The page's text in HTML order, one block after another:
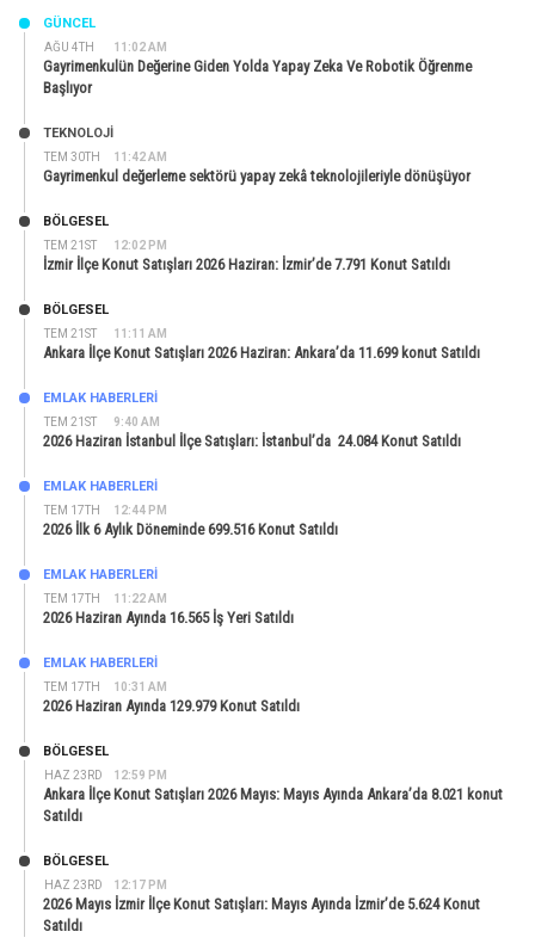
AĞU 4TH 11:02 AM
GÜNCEL
Gayrimenkulün Değerine Giden Yolda Yapay Zeka Ve Robotik Öğrenme
Başlıyor
TEM 30TH 11:42 AM
TEKNOLOJİ
Gayrimenkul değerleme sektörü yapay zekâ teknolojileriyle dönüşüyor
TEM 21ST 12:02 PM
BÖLGESEL
İzmir İlçe Konut Satışları 2026 Haziran: İzmir’de 7.791 Konut Satıldı
TEM 21ST 11:11 AM
BÖLGESEL
Ankara İlçe Konut Satışları 2026 Haziran: Ankara’da 11.699 konut Satıldı
TEM 21ST 9:40 AM
EMLAK HABERLERI
2026 Haziran İstanbul İlçe Satışları: İstanbul’da 24.084 Konut Satıldı
TEM 17TH 12:44 PM
EMLAK HABERLERI
2026 İlk 6 Aylık Döneminde 699.516 Konut Satıldı
TEM 17TH 11:22 AM
EMLAK HABERLERI
2026 Haziran Ayında 16.565 İş Yeri Satıldı
TEM 17TH 10:31 AM
EMLAK HABERLERI
2026 Haziran Ayında 129.979 Konut Satıldı
HAZ 23RD 12:59 PM
BÖLGESEL
Ankara İlçe Konut Satışları 2026 Mayıs: Mayıs Ayında Ankara’da 8.021 konut
Satıldı
HAZ 23RD 12:17 PM
BÖLGESEL
2026 Mayıs İzmir İlçe Konut Satışları: Mayıs Ayında İzmir’de 5.624 Konut
Satıldı